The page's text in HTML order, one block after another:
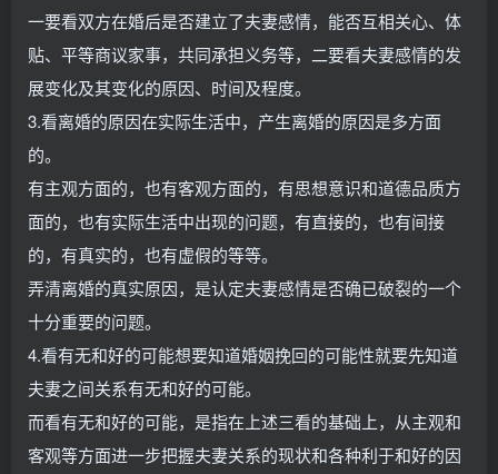
一要看双方在婚后是否建立了夫妻感情，能否互相关心、体
贴、平等商议家事，共同承担义务等，二要看夫妻感情的发
展变化及其变化的原因、时间及程度。
3.看离婚的原因在实际生活中，产生离婚的原因是多方面
的。
有主观方面的，也有客观方面的，有思想意识和道德品质方
面的，也有实际生活中出现的问题，有直接的，也有间接
的，有真实的，也有虚假的等等。
弄清离婚的真实原因，是认定夫妻感情是否确已破裂的一个
十分重要的问题。
4.看有无和好的可能想要知道婚姻挽回的可能性就要先知道
夫妻之间关系有无和好的可能。
而看有无和好的可能，是指在上述三看的基础上，从主观和
客观等方面进一步把握夫妻关系的现状和各种利于和好的因